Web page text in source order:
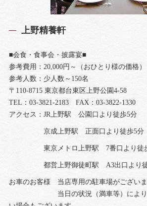
上野精養軒
■会食・食事会・披露宴■
参考費用：20,000円～（おひとり様の価格）
参考人数：少人数～150名
〒110-8715 東京都台東区上野公園4-58
TEL：03-3821-2183 FAX：03-3822-1330
アクセス：JR上野駅 公園口より徒歩5分
京成上野駅 正面口より徒歩5分
東京メトロ上野駅 7番口より徒
都営上野御徒町駅 A3出口より徒
お車のお客様 当店専用の駐車場がござい
当日の状況（満車等）により、